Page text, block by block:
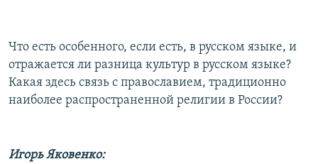
Что есть особенного, если есть, в русском языке, и
отражается ли разница культур в русском языке?
Какая здесь связь с православием, традиционно
наиболее распространенной религии в России?
Игорь Яковенко: